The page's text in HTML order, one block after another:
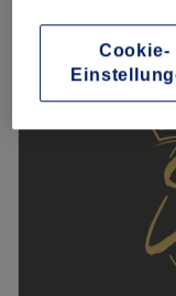
Cookie-